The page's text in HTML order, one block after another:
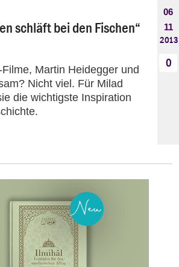
schläft bei den Fischen“
Martin Heidegger und
Nicht viel. Für Milad
die wichtigste Inspiration
06
11
2013
0